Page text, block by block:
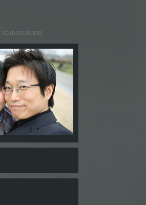
READ RSS PAPERS